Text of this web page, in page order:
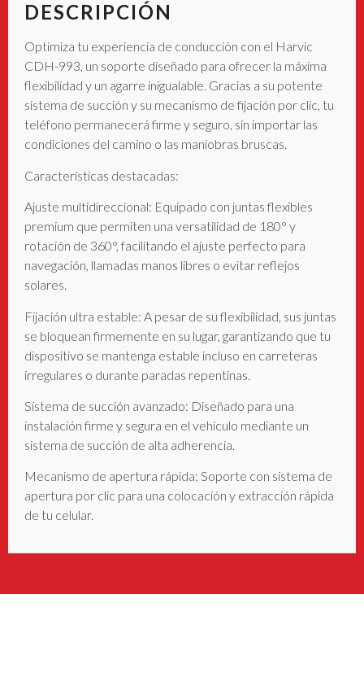
DESCRIPCIÓN
Optimiza tu experiencia de conducción con el Harvic
CDH-993, un soporte diseñado para ofrecer la máxima
flexibilidad y un agarre inigualable. Gracias a su potente
sistema de succión y su mecanismo de fijación por clic, tu
teléfono permanecerá firme y seguro, sin importar las
condiciones del camino o las maniobras bruscas.
Características destacadas:
Ajuste multidireccional: Equipado con juntas flexibles
premium que permiten una versatilidad de 180° y
rotación de 360°, facilitando el ajuste perfecto para
navegación, llamadas manos libres o evitar reflejos
solares.
Fijación ultra estable: A pesar de su flexibilidad, sus juntas
se bloquean firmemente en su lugar, garantizando que tu
dispositivo se mantenga estable incluso en carreteras
irregulares o durante paradas repentinas.
Sistema de succión avanzado: Diseñado para una
instalación firme y segura en el vehículo mediante un
sistema de succión de alta adherencia.
Mecanismo de apertura rápida: Soporte con sistema de
apertura por clic para una colocación y extracción rápida
de tu celular.